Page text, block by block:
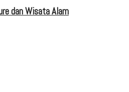
dan Wisata Alam